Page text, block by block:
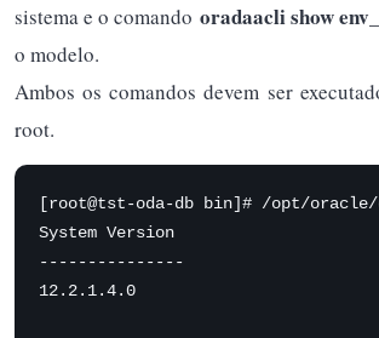
sistema e o comando oradaacli show
o modelo.
Ambos os comandos devem ser
root.
[root@tst-oda-db bin]# /opt/
System Version
---------------
12.2.1.4.0